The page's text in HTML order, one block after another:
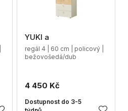
YUKI a
regál 4 | 60 cm | policový |
bežovošedá/dub
4 450 Kč
Dostupnost do 3-5